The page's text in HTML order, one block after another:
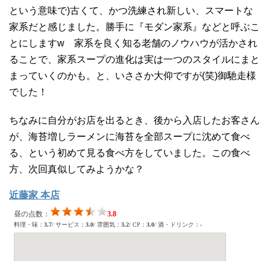
という意味で)古くて、かつ洗練され新しい、スマートな
家系だと感じました。勝手に『モダン家系』などと呼ぶこ
とにしますw 家系を良く知る老舗のノウハウが活かされ
ることで、家系スープの進化は実は一つのスタイルにまと
まっていくのかも。と、いささか大仰ですが(笑)御馳走様
でした！
ちなみに自分がお店を出るとき、後から入店したお客さん
が、海苔増しラーメンに海苔を全部スープに沈めて食べ
る、という初めて見る食べ方をしていました。この食べ
方、次回真似してみようかな？
近藤家 本店